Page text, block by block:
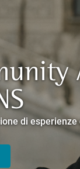
dalla Scuola
di
storia
su Piazza